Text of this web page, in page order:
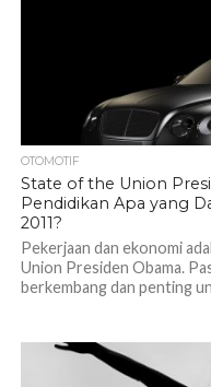
OTOMOTIF
State of the Union
Pendidikan Apa yang
2011?
Pekerjaan dan ekonomi
Union Presiden Obama.
berkembang dan penting